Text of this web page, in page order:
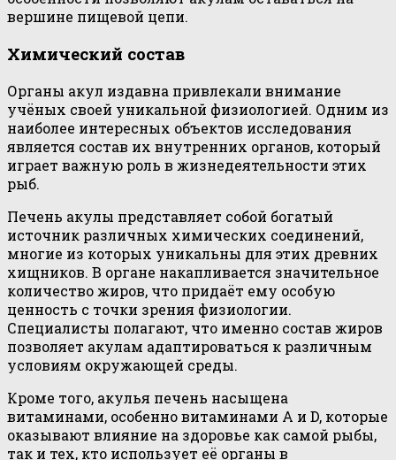
вершине пищевой цепи.
Химический состав
Органы акул издавна привлекали внимание
учёных своей уникальной физиологией. Одним из
наиболее интересных объектов исследования
является состав их внутренних органов, который
играет важную роль в жизнедеятельности этих
рыб.
Печень акулы представляет собой богатый
источник различных химических соединений,
многие из которых уникальны для этих древних
хищников. В органе накапливается значительное
количество жиров, что придаёт ему особую
ценность с точки зрения физиологии.
Специалисты полагают, что именно состав жиров
позволяет акулам адаптироваться к различным
условиям окружающей среды.
Кроме того, акулья печень насыщена
витаминами, особенно витаминами A и D, которые
оказывают влияние на здоровье как самой рыбы,
так и тех, кто использует её органы в